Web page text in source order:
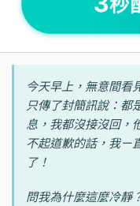
今天早上，無意間看
只傳了封簡訊說：都
息，我都沒接沒回，
不起道歉的話，我ㄧ
了！
問我為什麼這麼冷靜